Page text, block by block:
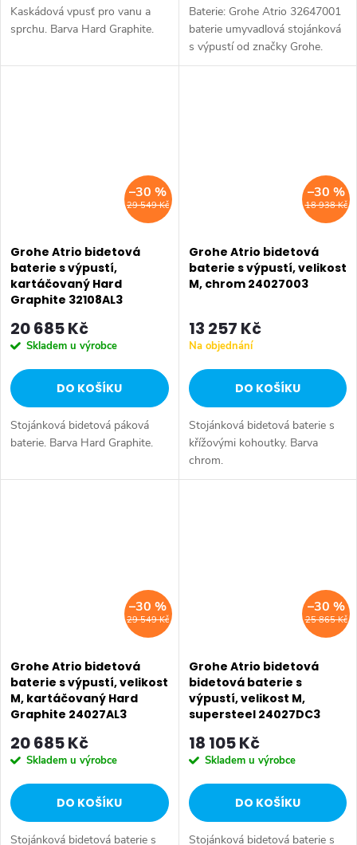
Kaskádová vpusť pro vanu a
sprchu. Barva Hard Graphite.
Baterie: Grohe Atrio 32647001
baterie umyvadlová stojánková
s výpustí od značky Grohe.
Série: Atrio. Typ baterie:
29 549 Kč
–30 %
Grohe Atrio bidetová
baterie s výpustí,
kartáčovaný Hard
Graphite 32108AL3
20 685 Kč
Skladem u výrobce
DO KOŠÍKU
Stojánková bidetová páková
baterie. Barva Hard Graphite.
18 938 Kč
–30 %
Grohe Atrio bidetová
baterie s výpustí, velikost
M, chrom 24027003
13 257 Kč
Na objednání
DO KOŠÍKU
Stojánková bidetová baterie s
křížovými kohoutky. Barva
chrom.
29 549 Kč
–30 %
Grohe Atrio bidetová
baterie s výpustí, velikost
M, kartáčovaný Hard
Graphite 24027AL3
20 685 Kč
Skladem u výrobce
DO KOŠÍKU
Stojánková bidetová baterie s
25 865 Kč
–30 %
Grohe Atrio bidetová
bidetová baterie s
výpustí, velikost M,
supersteel 24027DC3
18 105 Kč
Skladem u výrobce
DO KOŠÍKU
Stojánková bidetová baterie s